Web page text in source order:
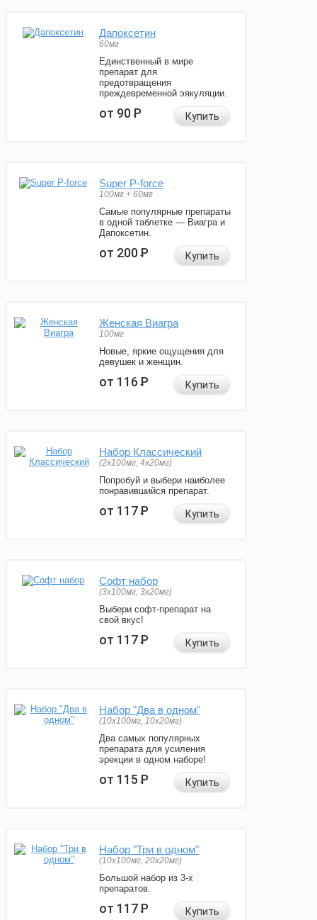
Дапоксетин
60мг
Единственный в мире
препарат для
предотвращения
преждевременной эякуляции.
от 90Р Купить
Super P-force
100мг + 60мг
Самые популярные препараты
в одной таблетке — Виагра и
Дапоксетин.
от 200Р Купить
Женская Виагра
100мг
Новые, яркие ощущения для
девушек и женщин.
от 116Р Купить
Набор Классический
(2x100мг, 4x20мг)
Попробуй и выбери наиболее
понравившийся препарат.
от 117Р Купить
Софт набор
(3x100мг, 3x20мг)
Выбери софт-препарат на
свой вкус!
от 117Р Купить
Набор "Два в одном"
(10x100мг, 10x20мг)
Два самых популярных
препарата для усиления
эрекции в одном наборе!
от 115Р Купить
Набор "Три в одном"
(10x100мг, 20x20мг)
Большой набор из 3-х
препаратов.
от 117Р Купить